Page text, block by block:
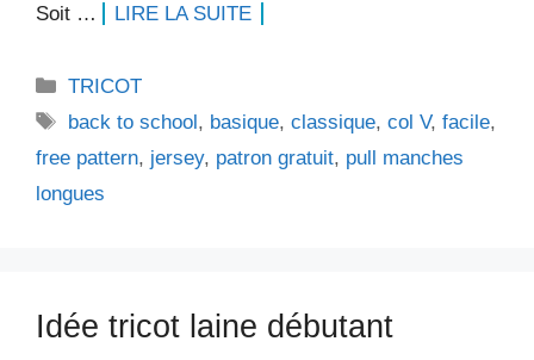
Soit …
LIRE LA SUITE
Catégories
TRICOT
Étiquettes
back to school, basique,classique,col V,facile,
free pattern, jersey, patron gratuit, pull manches
longues
Idée tricot laine débutant